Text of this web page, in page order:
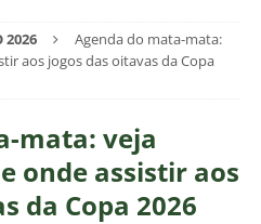
2026
Agenda do mata-mata:
aos jogos das oitavas da Copa
mata: veja
onde assistir aos
da Copa 2026